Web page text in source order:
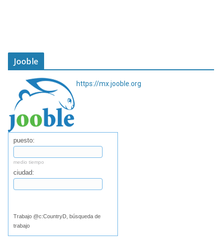
Jooble
https://mx.jooble.org
puesto:
medio tiempo
ciudad:
Trabajo @c:CountryD, búsqueda de
trabajo